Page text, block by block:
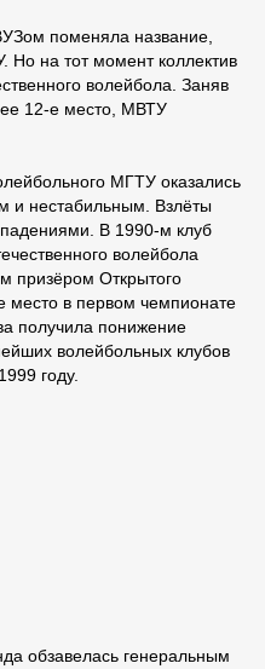
поменяла название,
на тот момент коллектив
волейбола. Заняв
12-е место, МВТУ
МГТУ оказались
и нестабильным. Взлёты
В 1990-м клуб
волейбола
призёром Открытого
место в первом чемпионате
получила понижение
волейбольных клубов
году.
обзавелась генеральным